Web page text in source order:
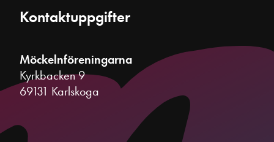
Kontaktuppgifter
Möckelnföreningarna
Kyrkbacken 9
69131 Karlskoga